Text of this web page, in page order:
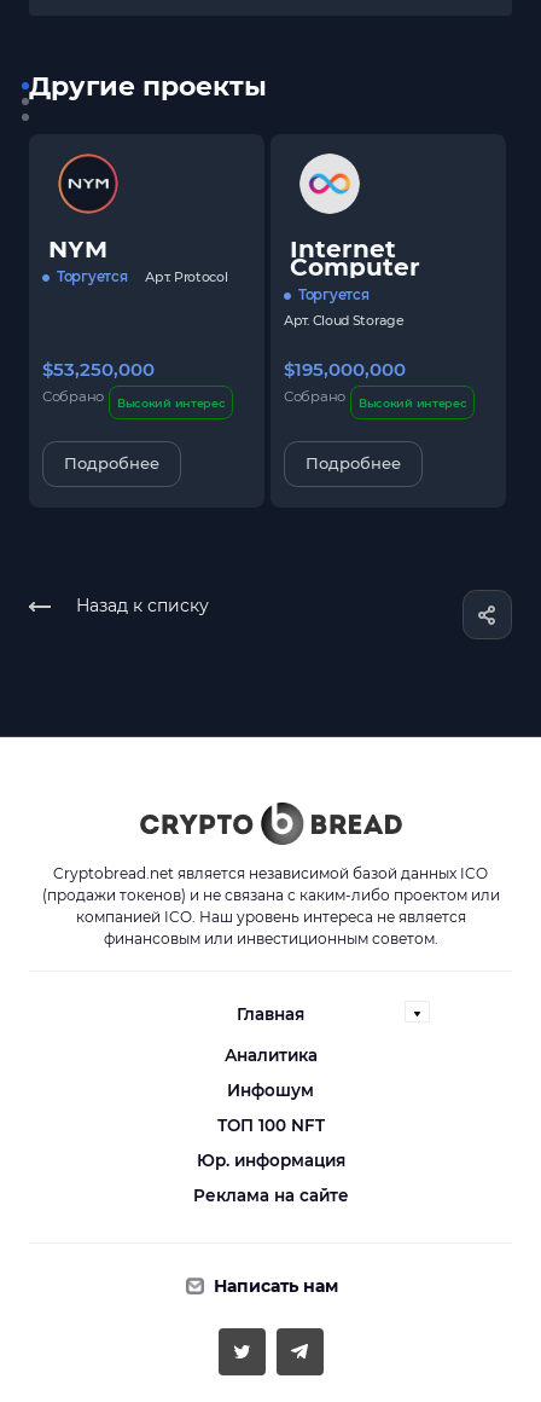
Другие проекты
NYM
Торгуется Арт. Protocol
$53,250,000
Собрано Высокий интерес
Подробнее
Internet
Computer
Торгуется
Арт. Cloud Storage
$195,000,000
Собрано Высокий интерес
Подробнее
Назад к списку
Cryptobread.net является независимой базой данных ICO
(продажи токенов) и не связана с каким-либо проектом или
компанией ICO. Наш уровень интереса не является
финансовым или инвестиционным советом.
Главная
Аналитика
Инфошум
ТОП 100 NFT
Юр. информация
Реклама на сайте
Написать нам